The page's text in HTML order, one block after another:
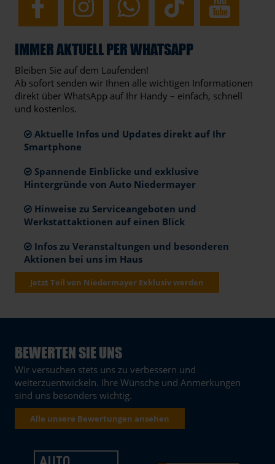
IMMER AKTUELL PER WHATSAPP
Bleiben Sie auf dem Laufenden!
Ab sofort senden wir Ihnen alle wichtigen Informationen
direkt über WhatsApp auf Ihr Handy – einfach, schnell
und kostenlos.
Aktuelle Infos und Updates direkt auf Ihr
Smartphone
Spannende Einblicke und exklusive
Hintergründe von Auto Niedermayer
Hinweise zu Serviceangeboten und
Werkstattaktionen auf einen Blick
Infos zu Veranstaltungen und besonderen
Aktionen bei uns im Haus
Jetzt Teil von Niedermayer Exklusiv werden
BEWERTEN SIE UNS
Wir versuchen stets uns zu verbessern und
weiterzuentwickeln. Ihre Wünsche und Anmerkungen
sind uns besonders wichtig.
Alle unsere Bewertungen ansehen